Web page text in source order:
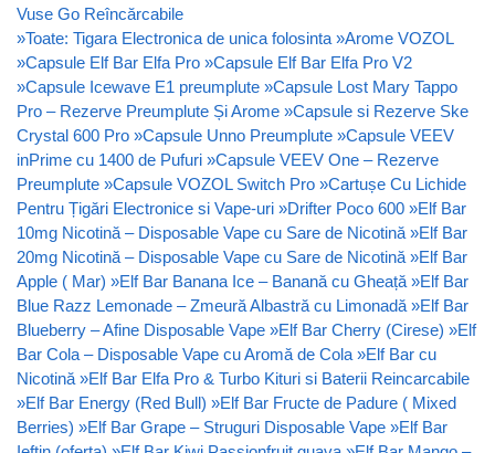
Vuse Go Reîncărcabile
»Toate: Tigara Electronica de unica folosinta »Arome VOZOL
»Capsule Elf Bar Elfa Pro »Capsule Elf Bar Elfa Pro V2
»Capsule Icewave E1 preumplute »Capsule Lost Mary Tappo
Pro – Rezerve Preumplute Și Arome »Capsule si Rezerve Ske
Crystal 600 Pro »Capsule Unno Preumplute »Capsule VEEV
inPrime cu 1400 de Pufuri »Capsule VEEV One – Rezerve
Preumplute »Capsule VOZOL Switch Pro »Cartușe Cu Lichide
Pentru Țigări Electronice si Vape-uri »Drifter Poco 600 »Elf Bar
10mg Nicotină – Disposable Vape cu Sare de Nicotină »Elf Bar
20mg Nicotină – Disposable Vape cu Sare de Nicotină »Elf Bar
Apple ( Mar) »Elf Bar Banana Ice – Banană cu Gheață »Elf Bar
Blue Razz Lemonade – Zmeură Albastră cu Limonadă »Elf Bar
Blueberry – Afine Disposable Vape »Elf Bar Cherry (Cirese) »Elf
Bar Cola – Disposable Vape cu Aromă de Cola »Elf Bar cu
Nicotină »Elf Bar Elfa Pro & Turbo Kituri si Baterii Reincarcabile
»Elf Bar Energy (Red Bull) »Elf Bar Fructe de Padure ( Mixed
Berries) »Elf Bar Grape – Struguri Disposable Vape »Elf Bar